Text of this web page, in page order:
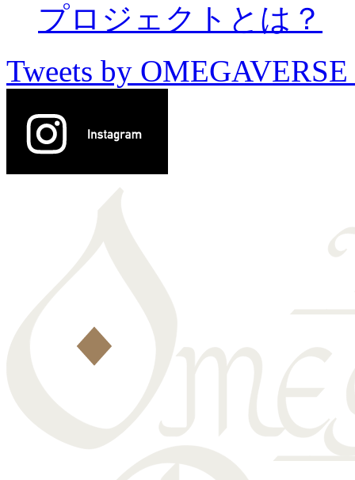
プロジェクトとは？
Tweets by